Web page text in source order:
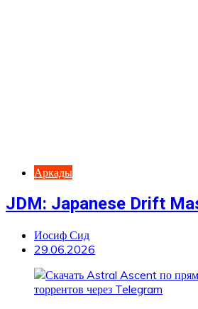
Аркады
JDM: Japanese Drift
Иосиф Сид
29.06.2026